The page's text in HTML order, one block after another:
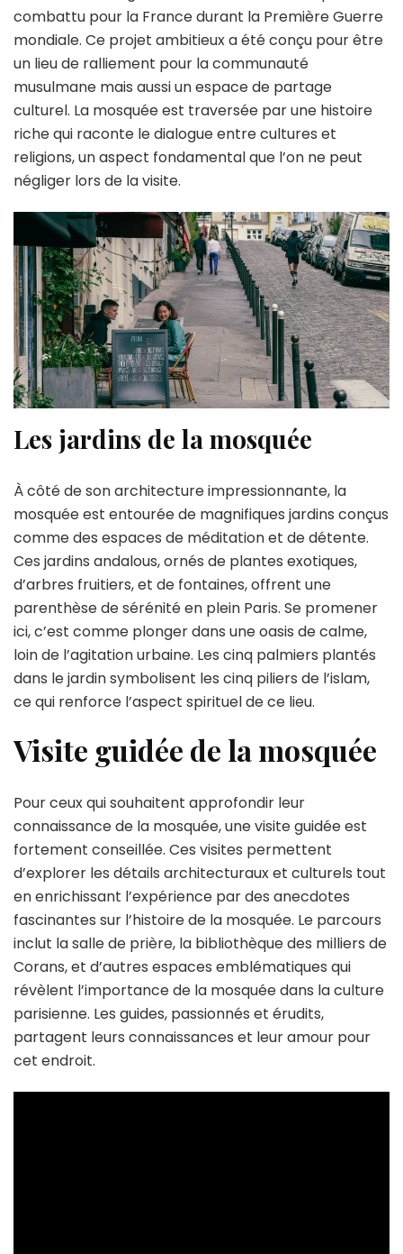
combattu pour la France durant la Première Guerre
mondiale. Ce projet ambitieux a été conçu pour être
un lieu de ralliement pour la communauté
musulmane mais aussi un espace de partage
culturel. La mosquée est traversée par une histoire
riche qui raconte le dialogue entre cultures et
religions, un aspect fondamental que l’on ne peut
négliger lors de la visite.
Les jardins de la mosquée
À côté de son architecture impressionnante, la
mosquée est entourée de magnifiques jardins conçus
comme des espaces de méditation et de détente.
Ces jardins andalous, ornés de plantes exotiques,
d’arbres fruitiers, et de fontaines, offrent une
parenthèse de sérénité en plein Paris. Se promener
ici, c’est comme plonger dans une oasis de calme,
loin de l’agitation urbaine. Les cinq palmiers plantés
dans le jardin symbolisent les cinq piliers de l’islam,
ce qui renforce l’aspect spirituel de ce lieu.
Visite guidée de la mosquée
Pour ceux qui souhaitent approfondir leur
connaissance de la mosquée, une visite guidée est
fortement conseillée. Ces visites permettent
d’explorer les détails architecturaux et culturels tout
en enrichissant l’expérience par des anecdotes
fascinantes sur l’histoire de la mosquée. Le parcours
inclut la salle de prière, la bibliothèque des milliers de
Corans, et d’autres espaces emblématiques qui
révèlent l’importance de la mosquée dans la culture
parisienne. Les guides, passionnés et érudits,
partagent leurs connaissances et leur amour pour
cet endroit.